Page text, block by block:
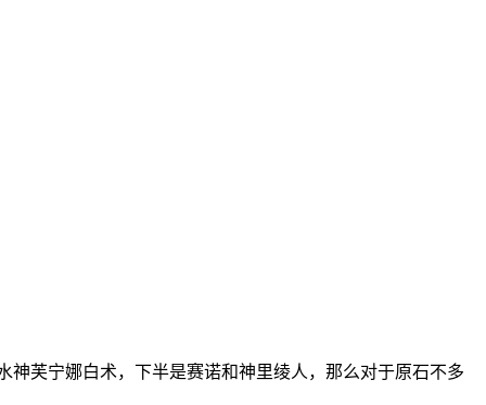
芙宁娜白术，下半是赛诺和神里绫人，那么对于原石不多